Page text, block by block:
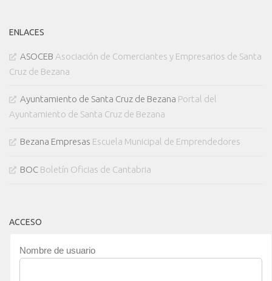
ENLACES
ASOCEB Asociación de Comerciantes y Empresarios de Santa
Cruz de Bezana
Ayuntamiento de Santa Cruz de Bezana Portal del
Ayuntamiento de Santa Cruz de Bezana
Bezana Empresas Escuela Municipal de Emprendedores
BOC Boletín Oficias de Cantabria
ACCESO
Nombre de usuario